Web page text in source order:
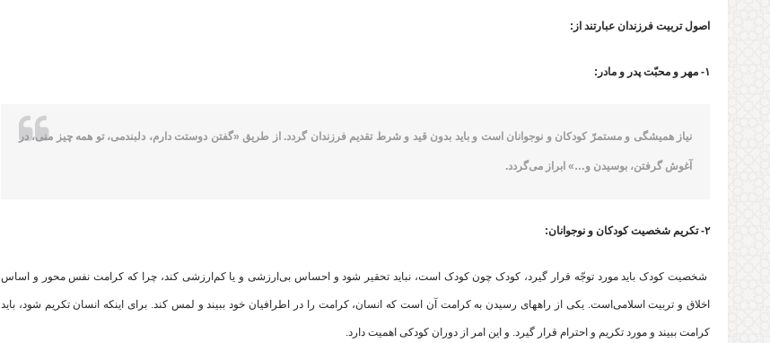
اصول تربیت فرزندان عبارتند از:
۱- مهر و محبّت پدر و مادر:
نیاز همیشگی و مستمرّ کودکان و نوجوانان است و باید بدون قید و شرط تقدیم فرزندان گردد. از طریق «گفتن دوستت دارم، دلبندمی، تو همه چیز منی، در
آغوش گرفتن، بوسیدن و…» ابراز می‌گردد.
۲- تکریم شخصیت کودکان و نوجوانان:
شخصیت کودک باید مورد توجّه قرار گیرد، کودک چون کودک است، نباید تحقیر شود و احساس بی‌ارزشی و یا کم‌ارزشی کند، چرا که کرامت نفس محور و اساس
اخلاق و تربیت اسلامی‌است. یکى از راه‏هاى رسیدن به کرامت آن است که انسان، کرامت را در اطرافیان خود ببیند و لمس کند. براى اینکه انسان تکریم شود، باید
کرامت ببیند و مورد تکریم و احترام قرار گیرد. و این امر از دوران کودکى اهمیت دارد.